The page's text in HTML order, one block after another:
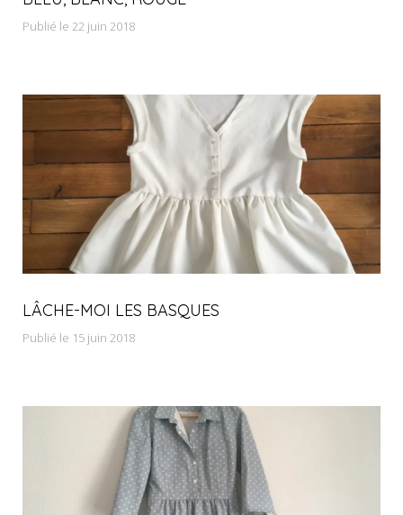
Publié le 22 juin 2018
LÂCHE-MOI LES BASQUES
Publié le 15 juin 2018